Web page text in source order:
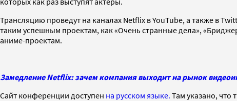
Трансляцию проведут на каналах Netflix в YouTube, а также в
таким успешным проектам, как «Очень странные дела»,
аниме-проектам.
Замедление Netflix: зачем компания выходит на рынок
Сайт конференции доступен на русском языке. Там указано, что